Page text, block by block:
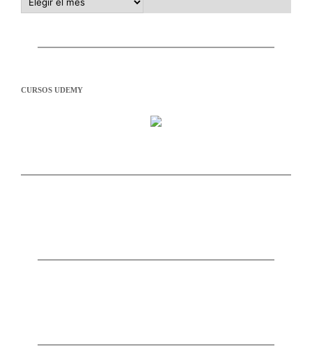
CURSOS UDEMY